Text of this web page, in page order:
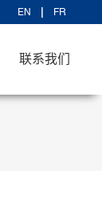
EN FR
联系我们